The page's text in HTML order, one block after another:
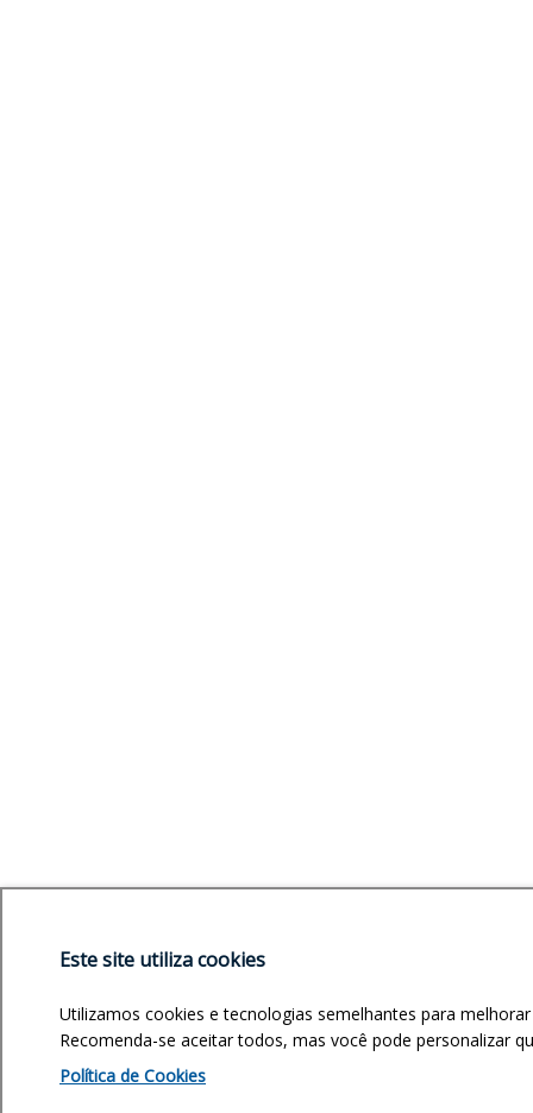
Este site utiliza cookies
Utilizamos cookies e tecnologias semelhantes para
Recomenda-se aceitar todos, mas você pode personalizar
Política de Cookies